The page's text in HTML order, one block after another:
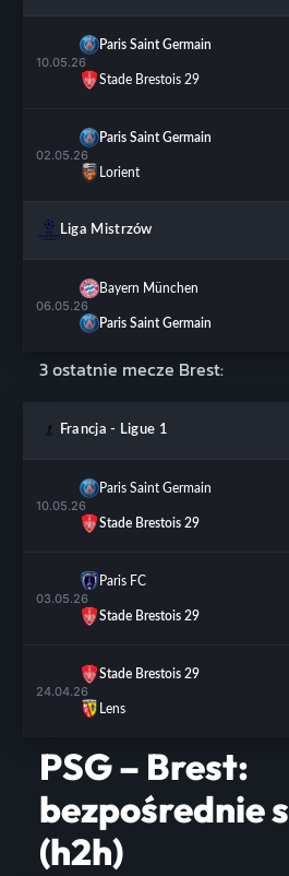
10.05.26
Paris Saint Germain
Stade Brestois 29
02.05.26
Paris Saint Germain
Lorient
Liga Mistrzów
06.05.26
Bayern München
Paris Saint Germain
3 ostatnie mecze Brest:
Francja - Ligue 1
10.05.26
Paris Saint Germain
Stade Brestois 29
03.05.26
Paris FC
Stade Brestois 29
24.04.26
Stade Brestois 29
Lens
PSG – Brest:
bezpośrednie
(h2h)